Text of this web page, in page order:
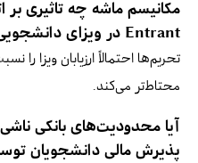
Entrant در ویزای دانشجویی دارد؟
تحریم‌ها احتمالاً ارزیابان ویزا را
محتاط‌تر می‌کند.
آیا محدودیت‌های بانکی
پذیرش مالی دانشجویان توسط